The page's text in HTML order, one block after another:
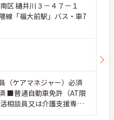
区 樋井川３－４７－１
線「福大前駅」バス・車7
（ケアマネジャー）必須
■普通自動車免許（AT限
相談員又は介護支援専門